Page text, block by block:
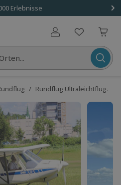
Erlebnisse
Benutzerkonto
/ Rundflug